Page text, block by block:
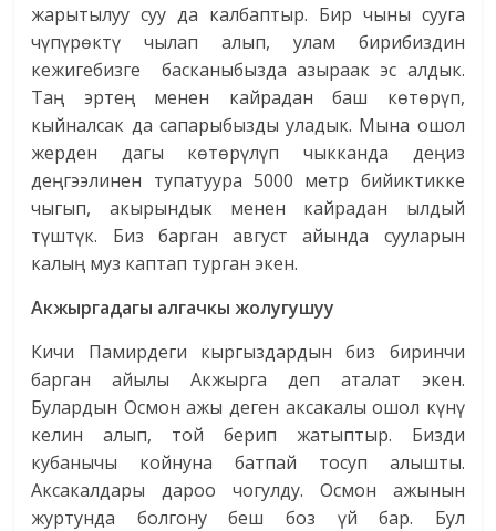
жарытылуу суу да калбаптыр. Бир чыны сууга
чүпүрөктү чылап алып, улам бирибиздин
кежигебизге басканыбызда азыраак эс алдык.
Таң эртең менен кайрадан баш көтөрүп,
кыйналсак да сапарыбызды уладык. Мына ошол
жерден дагы көтөрүлүп чыкканда деңиз
деңгээлинен тупатуура 5000 метр бийиктикке
чыгып, акырындык менен кайрадан ылдый
түштүк. Биз барган август айында сууларын
калың муз каптап турган экен.
Акжыргадагы алгачкы жолугушуу
Кичи Памирдеги кыргыздардын биз биринчи
барган айылы Акжырга деп аталат экен.
Булардын Осмон ажы деген аксакалы ошол күнү
келин алып, той берип жатыптыр. Бизди
кубанычы койнуна батпай тосуп алышты.
Аксакалдары дароо чогулду. Осмон ажынын
журтунда болгону беш боз үй бар. Бул